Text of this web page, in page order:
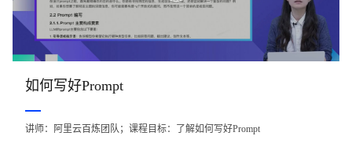
如何写好Prompt
讲师：阿里云百炼团队；课程目标：了解如何写好Prompt